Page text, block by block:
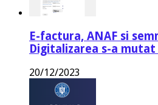
E-factura, ANAF si
Digitalizarea s-a mutat
20/12/2023